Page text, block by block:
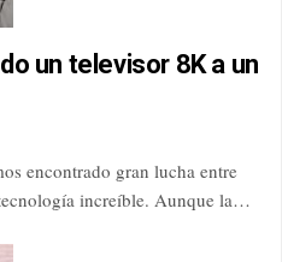
un televisor 8K a un
encontrado gran lucha entre
increíble. Aunque la…